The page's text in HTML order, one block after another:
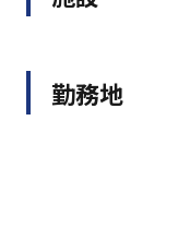
勤務地